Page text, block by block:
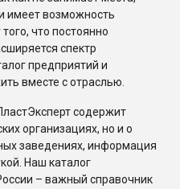
имеет возможность
что постоянно
спектр
предприятий и
вместе с отраслью.
содержит
организациях, но и о
заведениях, информация
Наш каталог
– важный справочник